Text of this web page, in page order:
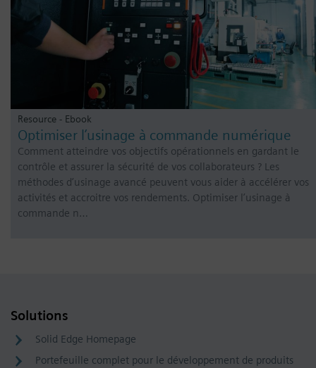
Resource - Ebook
Optimiser l’usinage à commande numérique
Comment atteindre vos objectifs opérationnels en gardant le
contrôle et assurer la sécurité de vos collaborateurs ? Les
méthodes d’usinage avancé peuvent vous aider à accélérer vos
activités et accroitre vos rendements. Optimiser l’usinage à
commande n…
Solutions
Solid Edge Homepage
Portefeuille complet pour le développement de produits